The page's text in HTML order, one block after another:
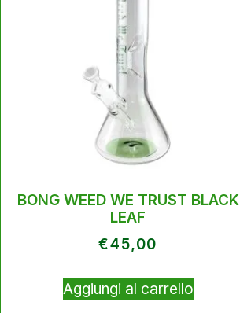
BONG WEED WE TRUST BLACK
LEAF
€45,00
Aggiungi al carrello